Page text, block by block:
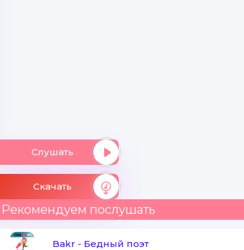
Слушать
Скачать
Рекомендуем послушать
Bakr - Бедный поэт